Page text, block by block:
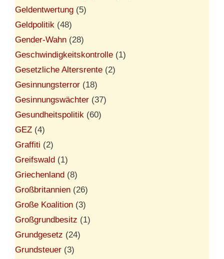
Geldentwertung (5)
Geldpolitik (48)
Gender-Wahn (28)
Geschwindigkeitskontrolle (1)
Gesetzliche Altersrente (2)
Gesinnungsterror (18)
Gesinnungswächter (37)
Gesundheitspolitik (60)
GEZ (4)
Graffiti (2)
Greifswald (1)
Griechenland (8)
Großbritannien (26)
Große Koalition (3)
Großgrundbesitz (1)
Grundgesetz (24)
Grundsteuer (3)